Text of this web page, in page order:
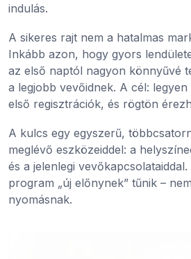
indulás.
A sikeres rajt nem a hatalmas
Inkább azon, hogy gyors
az első naptól nagyon könnyűvé
a legjobb vevőidnek. A cél:
első regisztrációk, és rögtön
A kulcs egy egyszerű,
meglévő eszközeiddel: a
és a jelenlegi
program „új előnynek” tűnik –
nyomásnak.